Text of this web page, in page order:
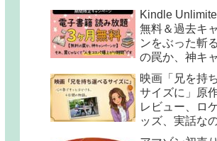
ミ・解約まで
めた。
Kindle
無料＆過去キ
ンをぶった斬
の罠か、神キ
ンか】
映画「兄を持
サイズに」原
レビュー、ロ
ッズ、実話な
全部まとめて